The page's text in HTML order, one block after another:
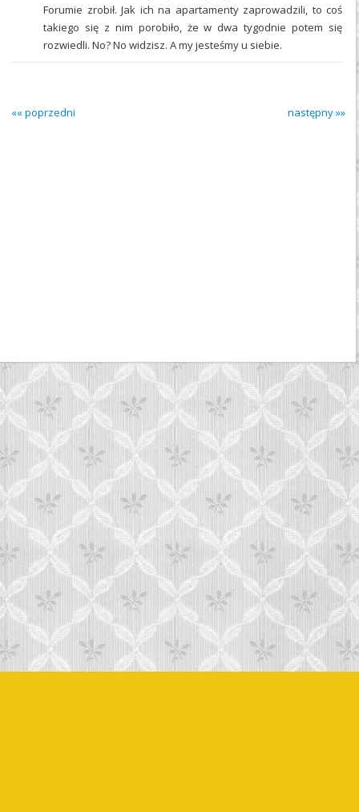
Forumie zrobił. Jak ich na apartamenty zaprowadzili, to coś
takiego się z nim porobiło, że w dwa tygodnie potem się
rozwiedli. No? No widzisz. A my jesteśmy u siebie.
«« poprzedni następny »»